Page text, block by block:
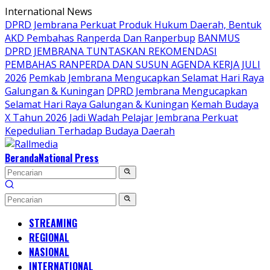
Langsung
ke
konten
International News
DPRD Jembrana Perkuat Produk Hukum Daerah, Bentuk
AKD Pembahas Ranperda Dan Ranperbup BANMUS
DPRD JEMBRANA TUNTASKAN REKOMENDASI
PEMBAHAS RANPERDA DAN SUSUN AGENDA KERJA JULI
2026 Pemkab Jembrana Mengucapkan Selamat Hari Raya
Galungan & Kuningan DPRD Jembrana Mengucapkan
Selamat Hari Raya Galungan & Kuningan Kemah Budaya
X Tahun 2026 Jadi Wadah Pelajar Jembrana Perkuat
Kepedulian Terhadap Budaya Daerah
BerandaNational Press
STREAMING
REGIONAL
NASIONAL
INTERNATIONAL